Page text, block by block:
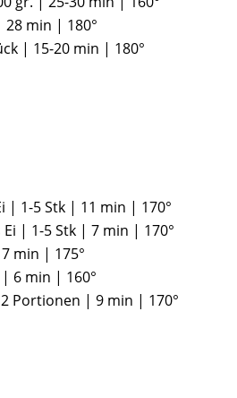
28 min | 180°
| 15-20 min | 180°
| 1-5 Stk | 11 min | 170°
| 1-5 Stk | 7 min | 170°
min | 175°
6 min | 160°
Portionen | 9 min | 170°